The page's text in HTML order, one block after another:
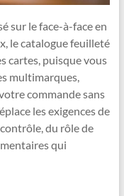
sur le face-à-face en
le catalogue feuilleté
cartes, puisque vous
multimarques,
commande sans
les exigences de
du rôle de
qui